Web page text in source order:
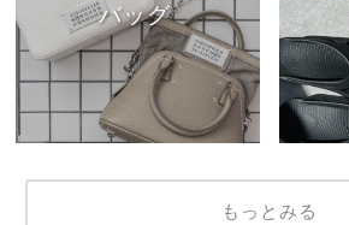
バッグ
もっとみる